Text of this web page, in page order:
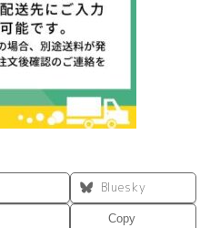
Bluesky
Copy